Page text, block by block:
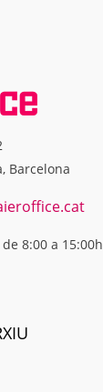
Barcelona
8:00 a 15:00h